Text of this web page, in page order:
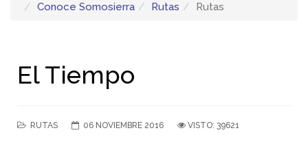
Conoce Somosierra
Rutas Rutas
El Tiempo
RUTAS 06 NOVIEMBRE 2016 VISTO: 39621